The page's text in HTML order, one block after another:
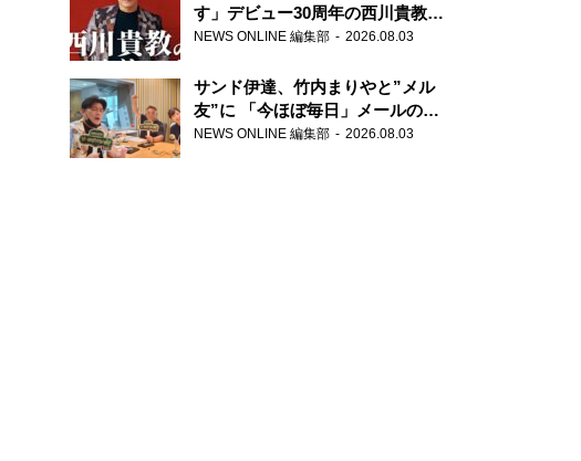
す」デビュー30周年の西川貴教が
『オールナイトニッポン』に登
NEWS ONLINE 編集部 2026.08.03
サンド伊達、竹内まりやと”メル
友”に 「今ほぼ毎日」メールのや
り取り明かす
NEWS ONLINE 編集部 2026.08.03